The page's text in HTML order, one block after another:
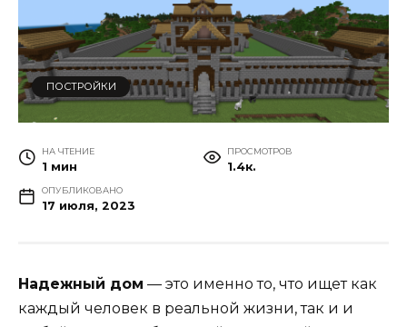
ПОСТРОЙКИ
НА ЧТЕНИЕ
1 мин
ПРОСМОТРОВ
1.4к.
ОПУБЛИКОВАНО
17 июля, 2023
Надежный дом — это именно то, что ищет как
каждый человек в реальной жизни, так и и